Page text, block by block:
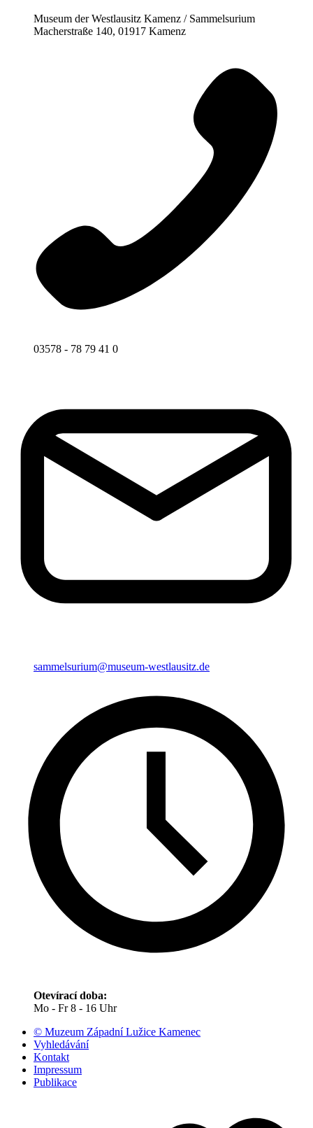
Museum der Westlausitz Kamenz / Sammelsurium
Macherstraße 140, 01917 Kamenz
03578 - 78 79 41 0
sammelsurium@museum-westlausitz.de
Otevírací doba:
Mo - Fr 8 - 16 Uhr
© Muzeum Západní Lužice Kamenec
Vyhledávání
Kontakt
Impressum
Publikace